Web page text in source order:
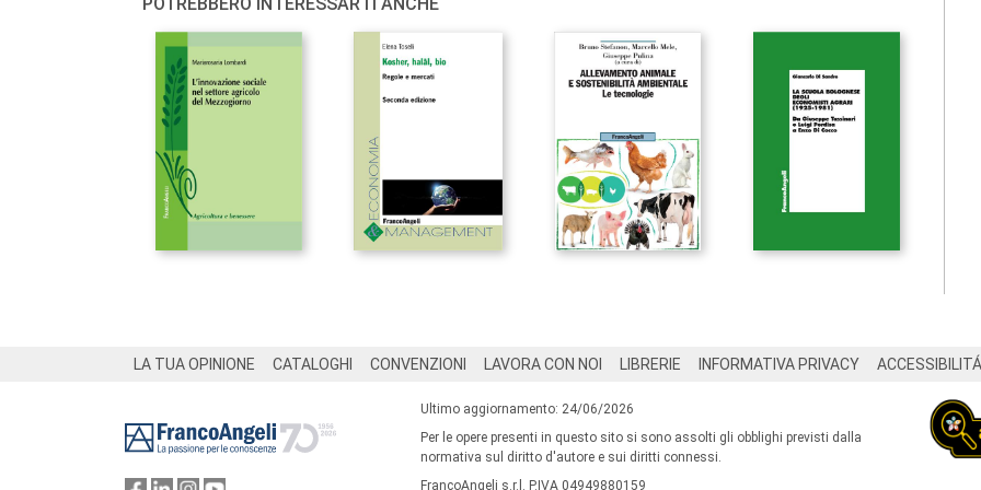
LA TUA OPINIONE CATALOGHI CONVENZIONI LAVORA CON NOI LIBRERIE INFORMATIVA PRIVACY ACCESSIBILITÁ
Ultimo aggiornamento: 24/06/2026
Per le opere presenti in questo sito si sono assolti gli obblighi previsti dalla
normativa sul diritto d'autore e sui diritti connessi.
FrancoAngeli s.r.l. P.IVA 04949880159